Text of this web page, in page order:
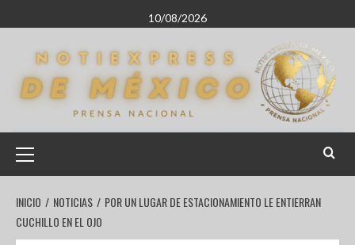
10/08/2026
INICIO NOTICIAS
POR UN LUGAR DE ESTACIONAMIENTO LE ENTIERRAN
CUCHILLO EN EL OJO